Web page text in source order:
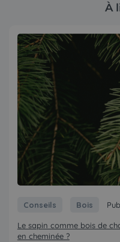
À
Conseils Bois
Le sapin comme bois de
en cheminée ?